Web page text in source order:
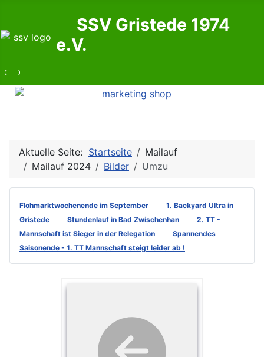
SSV Gristede 1974
e.V.
Aktuelle Seite: Startseite
Mailauf
Mailauf 2024
Bilder Umzu
Flohmarktwochenende im September
1. Backyard Ultra in
Gristede
Stundenlauf in Bad Zwischenhan
2. TT -
Mannschaft ist Sieger in der Relegation
Spannendes
Saisonende - 1. TT Mannschaft steigt leider ab !